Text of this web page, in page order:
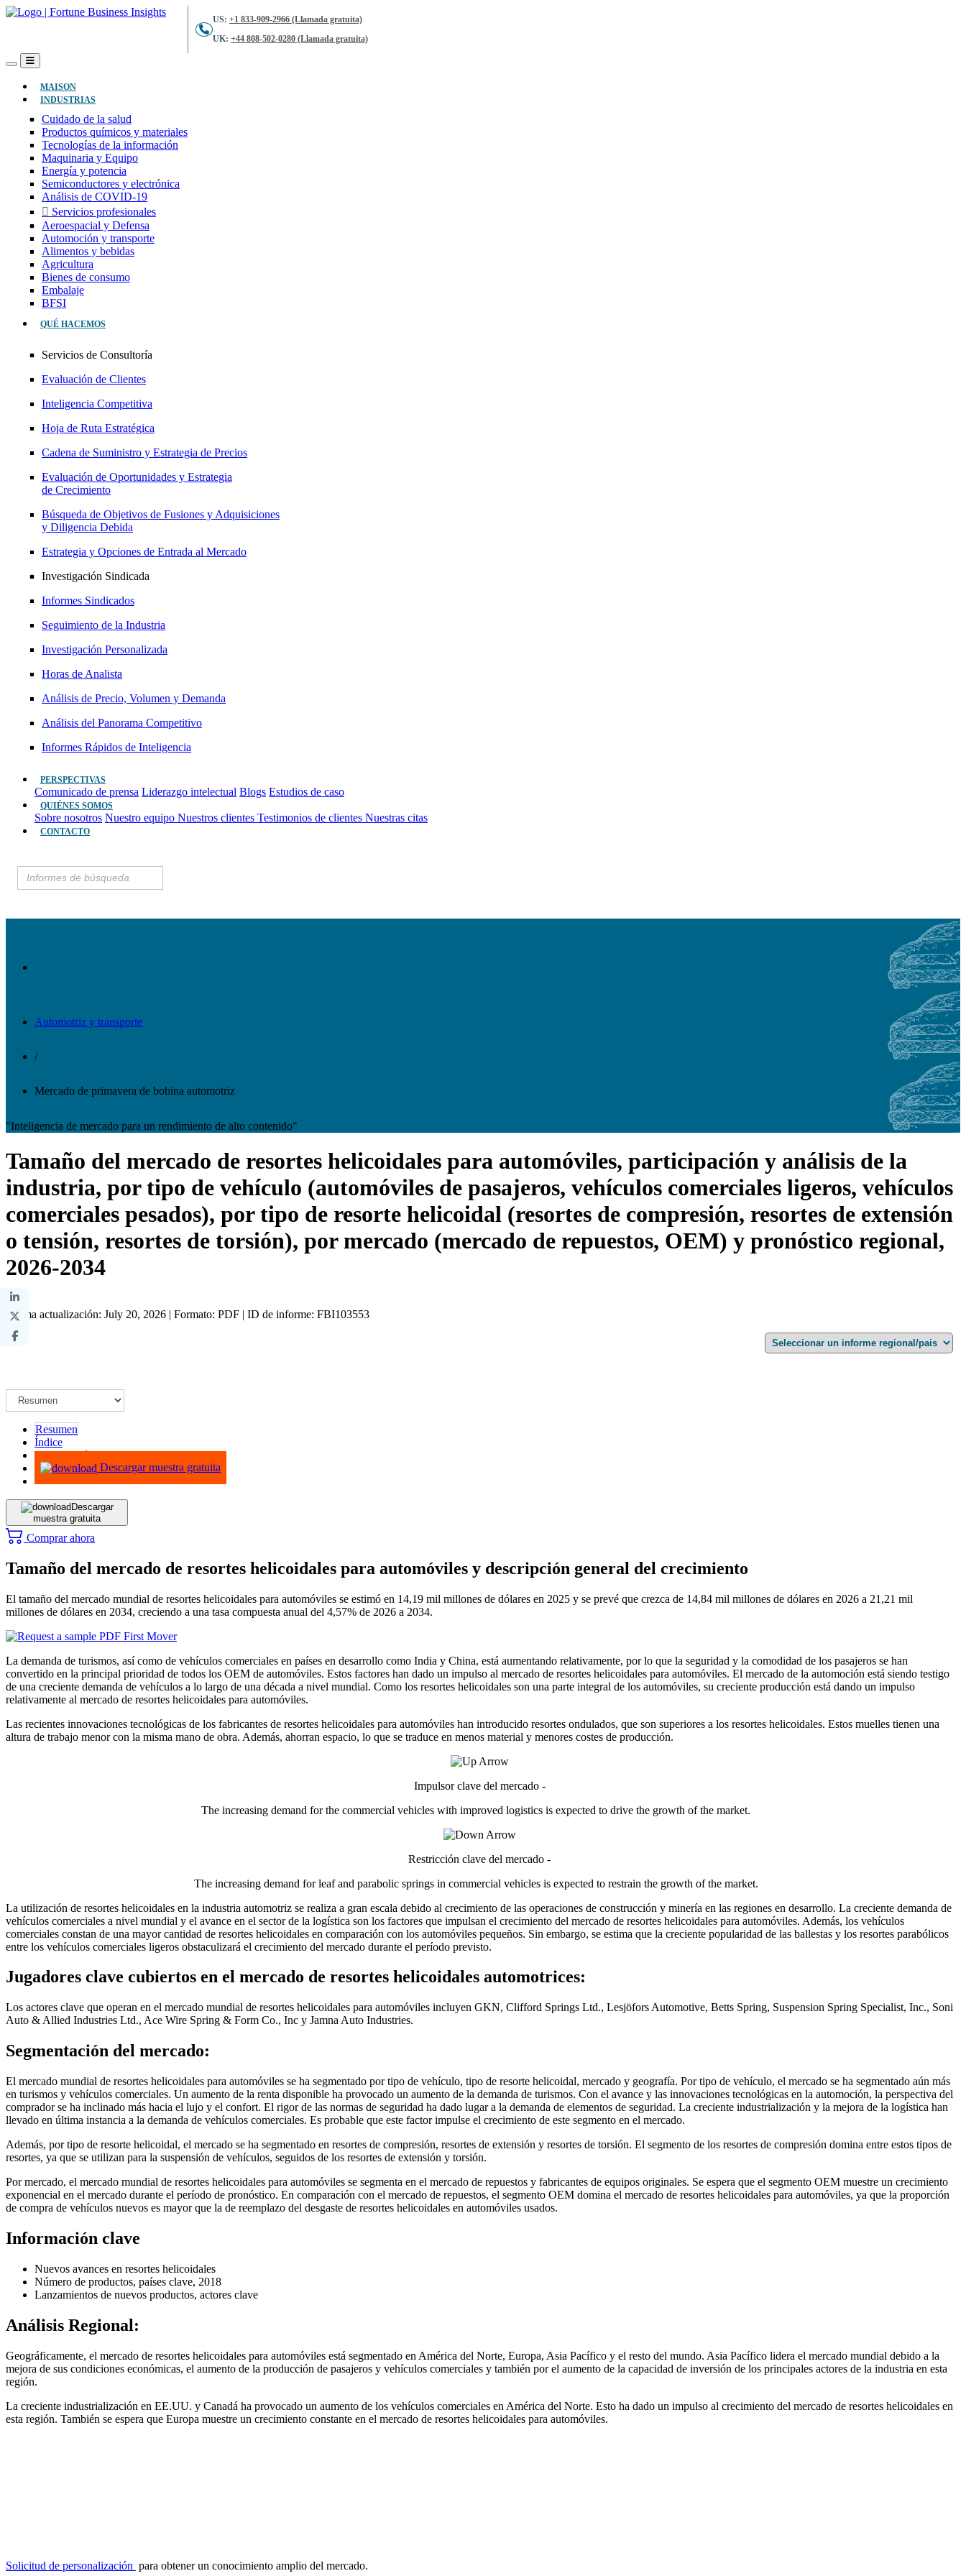
US: +1 833-909-2966 (Llamada gratuita)
UK: +44 808-502-0280 (Llamada gratuita)
MAISON(ACTUAL)
INDUSTRIAS
Cuidado de la salud
Productos químicos y materiales
Tecnologías de la información
Maquinaria y Equipo
Energía y potencia
Semiconductores y electrónica
Análisis de COVID-19
Servicios profesionales
Aeroespacial y Defensa
Automoción y transporte
Alimentos y bebidas
Agricultura
Bienes de consumo
Embalaje
BFSI
QUÉ HACEMOS
Servicios de Consultoría
Evaluación de Clientes
Inteligencia Competitiva
Hoja de Ruta Estratégica
Cadena de Suministro y Estrategia de Precios
Evaluación de Oportunidades y Estrategia
de Crecimiento
Búsqueda de Objetivos de Fusiones y Adquisiciones
y Diligencia Debida
Estrategia y Opciones de Entrada al Mercado
Investigación Sindicada
Informes Sindicados
Seguimiento de la Industria
Investigación Personalizada
Horas de Analista
Análisis de Precio, Volumen y Demanda
Análisis del Panorama Competitivo
Informes Rápidos de Inteligencia
PERSPECTIVAS
Comunicado de prensa Liderazgo intelectual Blogs Estudios de caso
QUIÉNES SOMOS
Sobre nosotros Nuestro equipo Nuestros clientes Testimonios de clientes Nuestras citas
CONTACTO
Automotriz y transporte
/
Mercado de primavera de bobina automotriz
"Inteligencia de mercado para un rendimiento de alto contenido"
Tamaño del mercado de resortes helicoidales para automóviles, participación y análisis de la
industria, por tipo de vehículo (automóviles de pasajeros, vehículos comerciales ligeros, vehículos
comerciales pesados), por tipo de resorte helicoidal (resortes de compresión, resortes de extensión
o tensión, resortes de torsión), por mercado (mercado de repuestos, OEM) y pronóstico regional,
2026-2034
Última actualización: July 20, 2026 | Formato: PDF | ID de informe: FBI103553
Resumen
Índice
Metodología
Descargar muestra gratuita
Descargar
muestra gratuita
Comprar ahora
Tamaño del mercado de resortes helicoidales para automóviles y descripción general del crecimiento
El tamaño del mercado mundial de resortes helicoidales para automóviles se estimó en 14,19 mil millones de dólares en 2025 y se prevé que crezca de 14,84 mil millones de dólares en 2026 a 21,21 mil
millones de dólares en 2034, creciendo a una tasa compuesta anual del 4,57% de 2026 a 2034.
La demanda de turismos, así como de vehículos comerciales en países en desarrollo como India y China, está aumentando relativamente, por lo que la seguridad y la comodidad de los pasajeros se han
convertido en la principal prioridad de todos los OEM de automóviles. Estos factores han dado un impulso al mercado de resortes helicoidales para automóviles. El mercado de la automoción está siendo testigo
de una creciente demanda de vehículos a lo largo de una década a nivel mundial. Como los resortes helicoidales son una parte integral de los automóviles, su creciente producción está dando un impulso
relativamente al mercado de resortes helicoidales para automóviles.
Las recientes innovaciones tecnológicas de los fabricantes de resortes helicoidales para automóviles han introducido resortes ondulados, que son superiores a los resortes helicoidales. Estos muelles tienen una
altura de trabajo menor con la misma mano de obra. Además, ahorran espacio, lo que se traduce en menos material y menores costes de producción.
Impulsor clave del mercado -
The increasing demand for the commercial vehicles with improved logistics is expected to drive the growth of the market.
Restricción clave del mercado -
The increasing demand for leaf and parabolic springs in commercial vehicles is expected to restrain the growth of the market.
La utilización de resortes helicoidales en la industria automotriz se realiza a gran escala debido al crecimiento de las operaciones de construcción y minería en las regiones en desarrollo. La creciente demanda de
vehículos comerciales a nivel mundial y el avance en el sector de la logística son los factores que impulsan el crecimiento del mercado de resortes helicoidales para automóviles. Además, los vehículos
comerciales constan de una mayor cantidad de resortes helicoidales en comparación con los automóviles pequeños. Sin embargo, se estima que la creciente popularidad de las ballestas y los resortes parabólicos
entre los vehículos comerciales ligeros obstaculizará el crecimiento del mercado durante el período previsto.
Jugadores clave cubiertos en el mercado de resortes helicoidales automotrices:
Los actores clave que operan en el mercado mundial de resortes helicoidales para automóviles incluyen GKN, Clifford Springs Ltd., Lesjöfors Automotive, Betts Spring, Suspension Spring Specialist, Inc., Soni
Auto & Allied Industries Ltd., Ace Wire Spring & Form Co., Inc y Jamna Auto Industries.
Segmentación del mercado:
El mercado mundial de resortes helicoidales para automóviles se ha segmentado por tipo de vehículo, tipo de resorte helicoidal, mercado y geografía. Por tipo de vehículo, el mercado se ha segmentado aún más
en turismos y vehículos comerciales. Un aumento de la renta disponible ha provocado un aumento de la demanda de turismos. Con el avance y las innovaciones tecnológicas en la automoción, la perspectiva del
comprador se ha inclinado más hacia el lujo y el confort. El rigor de las normas de seguridad ha dado lugar a la demanda de elementos de seguridad. La creciente industrialización y la mejora de la logística han
llevado en última instancia a la demanda de vehículos comerciales. Es probable que este factor impulse el crecimiento de este segmento en el mercado.
Además, por tipo de resorte helicoidal, el mercado se ha segmentado en resortes de compresión, resortes de extensión y resortes de torsión. El segmento de los resortes de compresión domina entre estos tipos de
resortes, ya que se utilizan para la suspensión de vehículos, seguidos de los resortes de extensión y torsión.
Por mercado, el mercado mundial de resortes helicoidales para automóviles se segmenta en el mercado de repuestos y fabricantes de equipos originales. Se espera que el segmento OEM muestre un crecimiento
exponencial en el mercado durante el período de pronóstico. En comparación con el mercado de repuestos, el segmento OEM domina el mercado de resortes helicoidales para automóviles, ya que la proporción
de compra de vehículos nuevos es mayor que la de reemplazo del desgaste de resortes helicoidales en automóviles usados.
Información clave
Nuevos avances en resortes helicoidales
Número de productos, países clave, 2018
Lanzamientos de nuevos productos, actores clave
Análisis Regional:
Geográficamente, el mercado de resortes helicoidales para automóviles está segmentado en América del Norte, Europa, Asia Pacífico y el resto del mundo. Asia Pacífico lidera el mercado mundial debido a la
mejora de sus condiciones económicas, el aumento de la producción de pasajeros y vehículos comerciales y también por el aumento de la capacidad de inversión de los principales actores de la industria en esta
región.
La creciente industrialización en EE.UU. y Canadá ha provocado un aumento de los vehículos comerciales en América del Norte. Esto ha dado un impulso al crecimiento del mercado de resortes helicoidales en
esta región. También se espera que Europa muestre un crecimiento constante en el mercado de resortes helicoidales para automóviles.
Solicitud de personalización para obtener un conocimiento amplio del mercado.